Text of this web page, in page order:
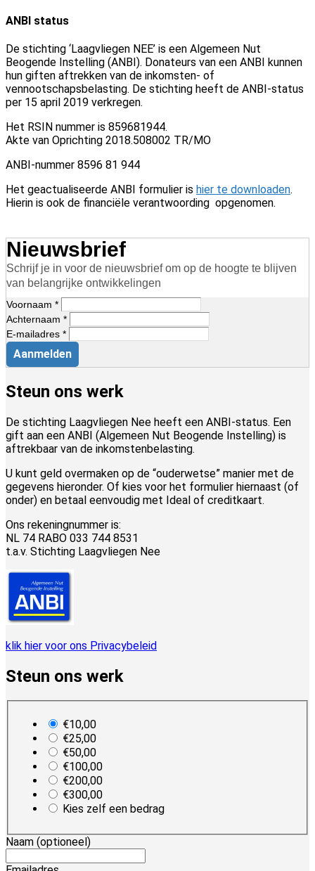
ANBI status
De stichting ‘Laagvliegen NEE’ is een Algemeen Nut
Beogende Instelling (ANBI). Donateurs van een ANBI kunnen
hun giften aftrekken van de inkomsten- of
vennootschapsbelasting. De stichting heeft de ANBI-status
per 15 april 2019 verkregen.
Het RSIN nummer is 859681944.
Akte van Oprichting 2018.508002 TR/MO
ANBI-nummer 8596 81 944
Het geactualiseerde ANBI formulier is hier te downloaden.
Hierin is ook de financiële verantwoording opgenomen.
Nieuwsbrief
Schrijf je in voor de nieuwsbrief om op de hoogte te blijven
van belangrijke ontwikkelingen
Voornaam *
Achternaam *
E-mailadres *
Aanmelden
Steun ons werk
De stichting Laagvliegen Nee heeft een ANBI-status. Een
gift aan een ANBI (Algemeen Nut Beogende Instelling) is
aftrekbaar van de inkomstenbelasting.
U kunt geld overmaken op de “ouderwetse” manier met de
gegevens hieronder. Of kies voor het formulier hiernaast (of
onder) en betaal eenvoudig met Ideal of creditkaart.
Ons rekeningnummer is:
NL 74 RABO 033 744 8531
t.a.v. Stichting Laagvliegen Nee
klik hier voor ons Privacybeleid
Steun ons werk
€10,00
€25,00
€50,00
€100,00
€200,00
€300,00
Kies zelf een bedrag
Naam (optioneel)